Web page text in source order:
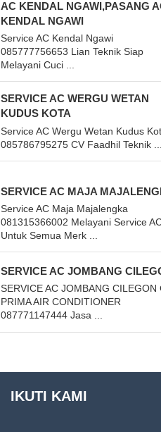
AC KENDAL NGAWI,PASANG
KENDAL NGAWI
Service AC Kendal Ngawi
085777756653 Lian Teknik Siap
Melayani Cuci ...
SERVICE AC WERGU WETAN
KUDUS KOTA
Service AC Wergu Wetan Kudus
085786795275 CV Faadhil Teknik ...
SERVICE AC MAJA
Service AC Maja Majalengka
081315366002 Melayani Service
Untuk Semua Merk ...
SERVICE AC JOMBANG
SERVICE AC JOMBANG CILEGON
PRIMA AIR CONDITIONER
087771147444 Jasa ...
IKUTI KAMI